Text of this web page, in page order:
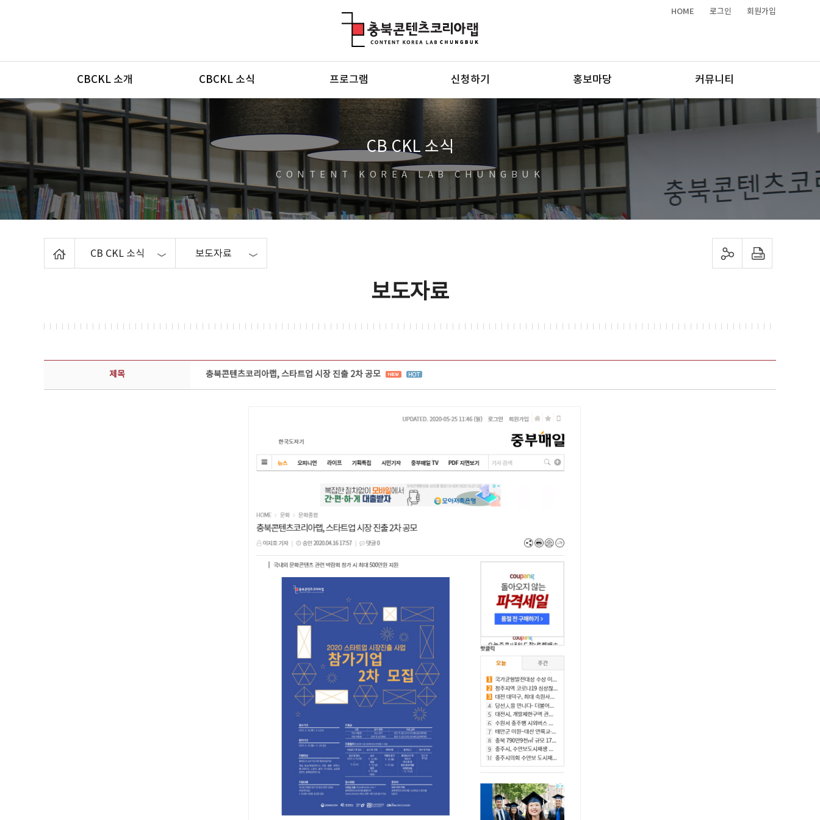
HOME 로그인 회원가입
메뉴
CBCKL 소개 CBCKL 소식 프로그램 신청하기 홍보마당 커뮤니티
CB CKL 소식
CONTENT KOREA LAB CHUNGBUK
CB CKL 소식 보도자료 sns 공유하기 프린트하기
보도자료
보도자료 상세보기 - 제목, 담당부서, 담당자, 담당연락처, 내용, 첨부파일 정보 제공
제목 충북콘텐츠코리아랩, 스타트업 시장 진출 2차 공모